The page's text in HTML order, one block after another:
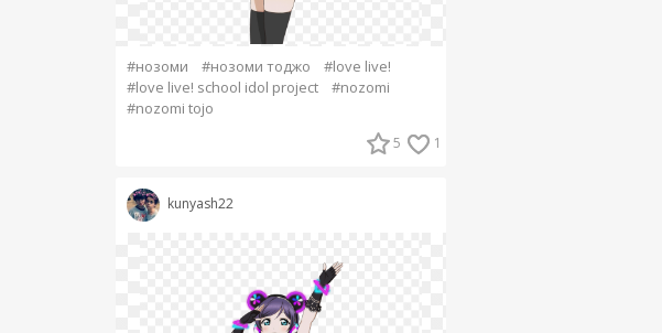
#нозоми #нозоми тоджо
#love live!
#love live! school idol project
#nozomi
#nozomi tojo
5 1
kunyash22